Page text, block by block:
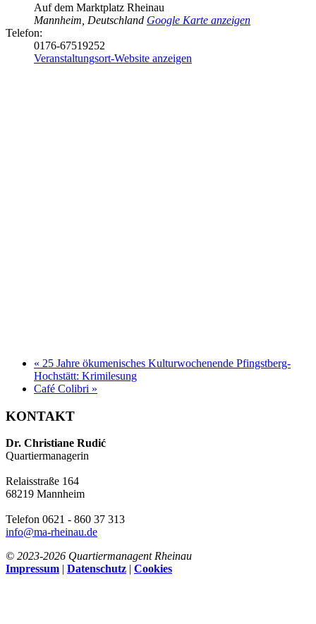
Auf dem Marktplatz Rheinau
Mannheim Deutschland Google Karte anzeigen
Telefon:
0176-67519252
Veranstaltungsort-Website anzeigen
« 25 Jahre ökumenisches Kulturwochenende Pfingstberg-
Hochstätt: Krimilesung
Café Colibri »
KONTAKT
Dr. Christiane Rudić
Quartiermanagerin
Relaisstraße 164
68219 Mannheim
Telefon 0621 - 860 37 313
info@ma-rheinau.de
© 2023-2026 Quartiermanagent Rheinau
Impressum | Datenschutz | Cookies